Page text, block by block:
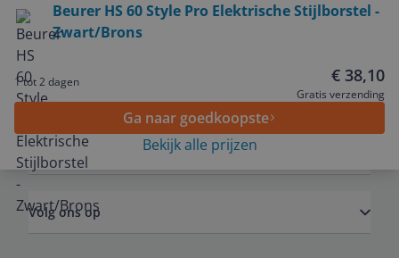
Beurer HS 60 Style Pro Elektrische Stijlborstel -
Zwart/Brons
1 tot 2 dagen € 38,10
Gratis verzending
Ga naar goedkoopste
Bekijk alle prijzen
Service
Algemeen
Zakelijk
Volg ons op